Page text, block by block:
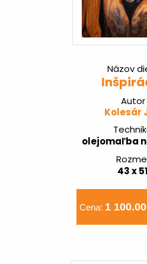
Názov
Autor
Kolesár
olejomaľba
43 x 51
Cena: 1